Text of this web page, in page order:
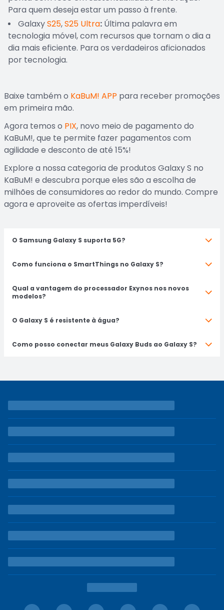
Para quem deseja estar um passo à frente.
GalaxyS25,S25 Ultra: Última palavra em
tecnologia móvel, com recursos que tornam o dia a
dia mais eficiente. Para os verdadeiros aficionados
por tecnologia.
Baixe também o KaBuM! APP para receber promoções
em primeira mão.
Agora temos o PIX, novo meio de pagamento do
KaBuM!, que te permite fazer pagamentos com
agilidade e desconto de até 15%!
Explore a nossa categoria de produtos Galaxy S no
KaBuM! e descubra porque eles são a escolha de
milhões de consumidores ao redor do mundo. Compre
agora e aproveite as ofertas imperdíveis!
O Samsung Galaxy S suporta 5G?
Como funciona o SmartThings no Galaxy S?
Qual a vantagem do processador Exynos nos novos
modelos?
O Galaxy S é resistente à água?
Como posso conectar meus Galaxy Buds ao Galaxy S?